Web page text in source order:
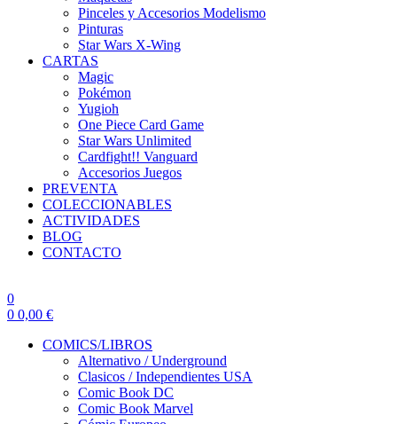
Pinceles y Accesorios Modelismo
Pinturas
Star Wars X-Wing
CARTAS
Magic
Pokémon
Yugioh
One Piece Card Game
Star Wars Unlimited
Cardfight!! Vanguard
Accesorios Juegos
PREVENTA
COLECCIONABLES
ACTIVIDADES
BLOG
CONTACTO
0
0 0,00 €
COMICS/LIBROS
Alternativo / Underground
Clasicos / Independientes USA
Comic Book DC
Comic Book Marvel